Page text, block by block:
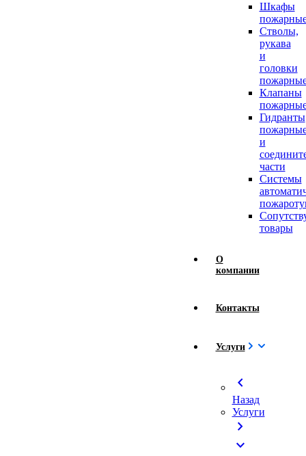
Шкафы
Стволы,
рукава
и
головки
Клапаны
Гидранты
и
части
Системы
товары
О
компании
Контакты
Услуги
chevron_left
Назад
Услуги
chevron_right
expand_more